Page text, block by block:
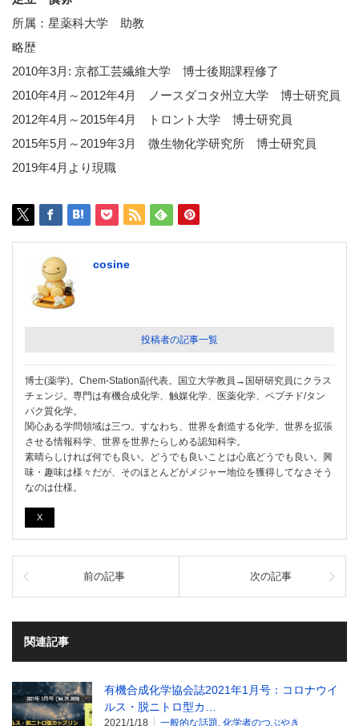
所属：星薬科大学 助教
略歴
2010年3月: 京都工芸繊維大学 博士後期課程修了
2010年4月～2012年4月 ノースダコタ州立大学 博士研究員
2012年4月～2015年4月 トロント大学 博士研究員
2015年5月～2019年3月 微生物化学研究所 博士研究員
2019年4月より現職
cosine
投稿者の記事一覧
博士(薬学)。Chem-Station副代表。国立大学教員→国研研究員にクラス
チェンジ。専門は有機合成化学、触媒化学、医薬化学、ペプチド/タン
パク質化学。
関心ある学問領域は三つ。すなわち、世界を創造する化学、世界を拡張
させる情報科学、世界を世界たらしめる認知科学。
素晴らしければ何でも良い。どうでも良いことは心底どうでも良い。興
味・趣味は様々だが、そのほとんどがメジャー地位を獲得してなさそう
なのは仕様。
X
前の記事 次の記事
関連記事
有機合成化学協会誌2021年1月号：コロナウイ
ルス・脱ニトロ型カ…
2021/1/18 一般的な話題 化学者のつぶやき